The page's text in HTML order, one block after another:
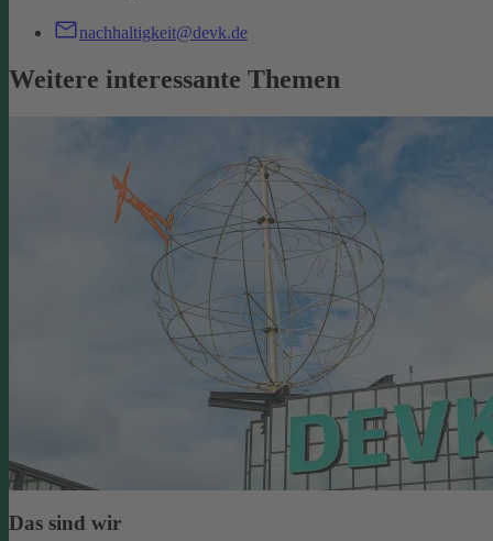
nachhaltigkeit@devk.de
Weitere interessante Themen
Das sind wir